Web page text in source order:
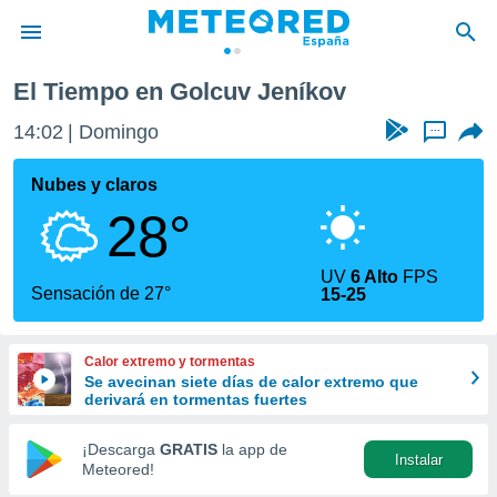
de
por
que se
calidad.
a este
las
y
forma
digital
basada
El Tiempo en Golcuv Jeníkov
14:02 Domingo ...
Nubes y claros
28°
Sensación de 27°
UV6 Alto FPS
15-25
Calor extremo y tormentas
Se avecinan siete días de calor extremo que
derivará en tormentas fuertes
¡Descarga GRATIS la app de
Meteored!
Instalar